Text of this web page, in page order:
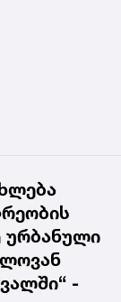
ურბანული
-